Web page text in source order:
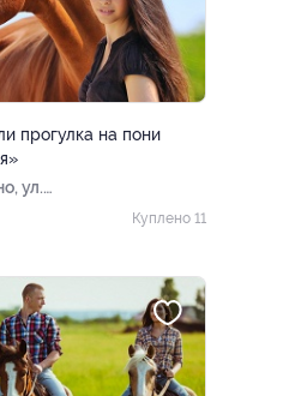
прогулка на пони
ул.
Куплено 11